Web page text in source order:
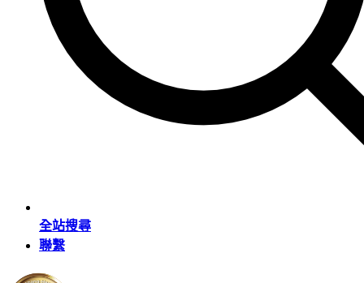
全站搜尋
聯繫